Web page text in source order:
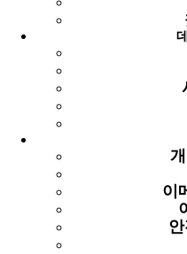
이
시립용산노인종합복
조 및 동법
운영위원회를 구성하고
회의결과를 붙임
시립용산노